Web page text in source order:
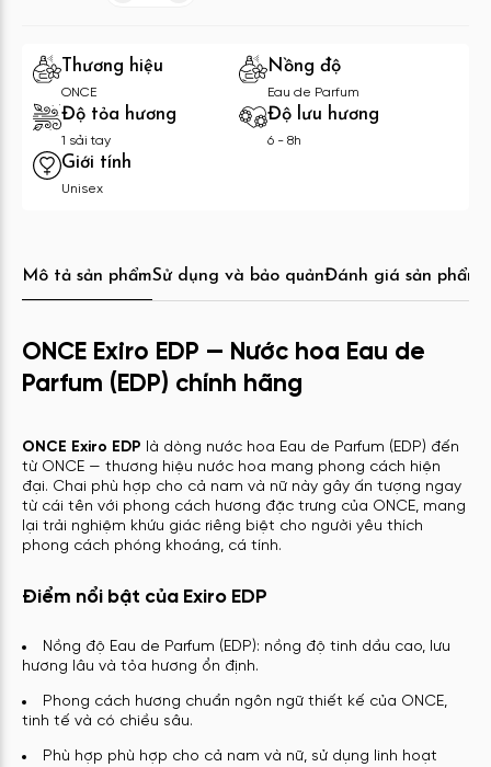
Thương hiệu
ONCE
Nồng độ
Eau de Parfum
Độ tỏa hương
1 sải tay
Độ lưu hương
6 - 8h
Giới tính
Unisex
Mô tả sản phẩmSử dụng và bảo quảnĐánh giá sản phẩm
ONCE Exiro EDP — Nước hoa Eau de
Parfum (EDP) chính hãng
ONCE Exiro EDP là dòng nước hoa Eau de Parfum (EDP) đến
từ ONCE — thương hiệu nước hoa mang phong cách hiện
đại. Chai phù hợp cho cả nam và nữ này gây ấn tượng ngay
từ cái tên với phong cách hương đặc trưng của ONCE, mang
lại trải nghiệm khứu giác riêng biệt cho người yêu thích
phong cách phóng khoáng, cá tính.
Điểm nổi bật của Exiro EDP
Nồng độ Eau de Parfum (EDP): nồng độ tinh dầu cao, lưu
hương lâu và tỏa hương ổn định.
Phong cách hương chuẩn ngôn ngữ thiết kế của ONCE,
tinh tế và có chiều sâu.
Phù hợp phù hợp cho cả nam và nữ, sử dụng linh hoạt